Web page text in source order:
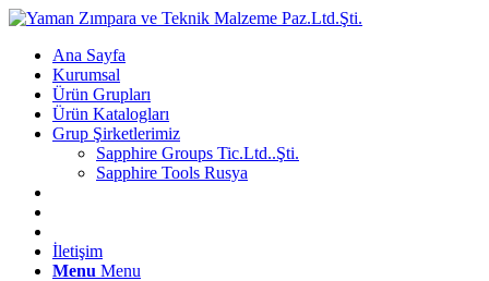
Ana Sayfa
Kurumsal
Ürün Grupları
Ürün Katalogları
Grup Şirketlerimiz
Sapphire Groups Tic.Ltd..Şti.
Sapphire Tools Rusya
İletişim
Menu Menu